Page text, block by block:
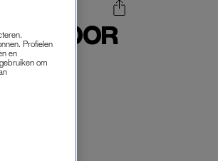
VOOR
Profielen
en
om